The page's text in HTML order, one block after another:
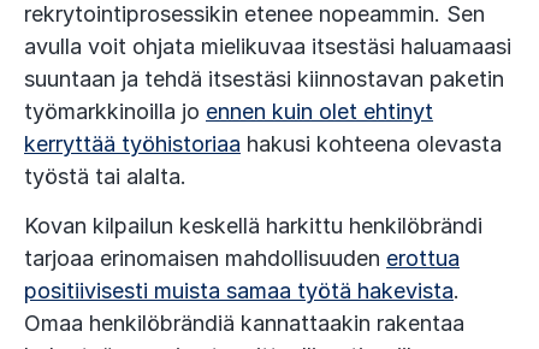
rekrytointiprosessikin etenee nopeammin. Sen
avulla voit ohjata mielikuvaa itsestäsi haluamaasi
suuntaan ja tehdä itsestäsi kiinnostavan paketin
työmarkkinoilla jo ennen kuin olet ehtinyt
kerryttää työhistoriaa hakusi kohteena olevasta
työstä tai alalta.
Kovan kilpailun keskellä harkittu henkilöbrändi
tarjoaa erinomaisen mahdollisuuden erottua
positiivisesti muista samaa työtä hakevista.
Omaa henkilöbrändiä kannattaakin rakentaa